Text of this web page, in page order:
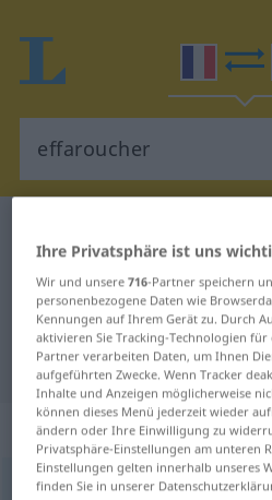
Französisch-
für "effaroucher"
"effaroucher"
„effaroucher“:
effaroucher [efaʀuʃe]v/t
Ihre Privatsphäre ist uns
Wir und unsere716-Partner speichern
personenbezogene Daten wie
Kennungen auf Ihrem Gerät zu. Durch
aktivieren Sie Tracking-Technologien
Partner verarbeiten Daten, um Ihnen
aufgeführten Zwecke. Wenn Tracker
Inhalte und Anzeigen möglicherweise
können dieses Menü jederzeit wieder
ändern oder Ihre Einwilligung zu
Privatsphäre-Einstellungen am unteren
Einstellungen gelten innerhalb unseres
finden Sie in unserer